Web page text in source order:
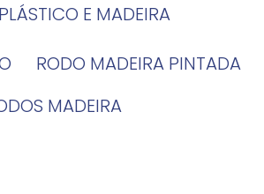
PLÁSTICO E MADEIRA
RODO MADEIRA PINTADA
MADEIRA